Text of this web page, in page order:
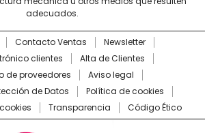
adecuados.
Contacto Ventas
Newsletter
clientes
Alta de Clientes
de proveedores
Aviso legal
de Datos
Política de cookies
Transparencia Código Ético